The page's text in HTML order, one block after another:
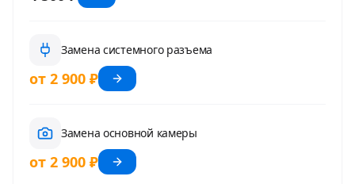
Замена системного разъема
от 2 900 ₽
Замена основной камеры
от 2 900 ₽